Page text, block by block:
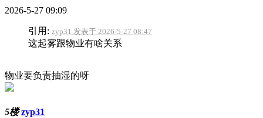
2026-5-27 09:09
引用: zyp31 发表于 2026-5-27 08:47
这起雾跟物业有啥关系
物业要负责抽湿的呀
5楼 zyp31